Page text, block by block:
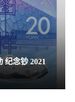
纪念钞 2021